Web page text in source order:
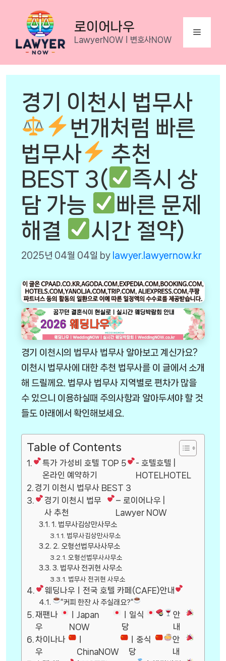
content
로이어나우
LawyerNOWㅣ변호사NOW
Menu
경기 이천시 법무사
번개처럼 빠른
법무사
추천
BEST 3(
즉시 상
담 가능
빠른 문제
해결
시간 절약)
2025년 04월 04일 by lawyer.lawyernow.kr
경기 이천시의 법무사 법무사 알아보고 계신가요?
이천시 법무사에 대한 추천 법무사를 이 글에서 소개
해 드릴께요. 법무사 법무사 지역별로 편차가 많을
수 있으니 이용하실때 주의사항과 알아두셔야 할 것
들도 아래에서 확인해보세요.
Table of Contents
특가 가성비 호텔 TOP 5
온라인 예약하기
- 호텔호텔 |
HOTELHOTEL
경기 이천시 법무사 BEST 3
경기 이천시 법무
사 추천
– 로이어나우 |
Lawyer NOW
1. 법무사김상만사무소
법무사김상만사무소
2. 오형선법무사사무소
오형선법무사사무소
3. 법무사 전귀현 사무소
법무사 전귀현 사무소
웨딩나우ㅣ전국 호텔 카페(CAFE)안내
”커피 한잔 사 주실래요?”
재팬나
우
ㅣJapan
NOW
ㅣ일식
당
안
내
차이나나
우
ChinaNOW
ㅣ중식
당
안
내